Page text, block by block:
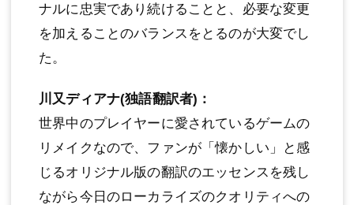
ナルに忠実であり続けることと、必要な変更
を加えることのバランスをとるのが大変でし
た。
川又ディアナ(独語翻訳者)：
世界中のプレイヤーに愛されているゲームの
リメイクなので、ファンが「懐かしい」と感
じるオリジナル版の翻訳のエッセンスを残し
ながら今日のローカライズのクオリティへの